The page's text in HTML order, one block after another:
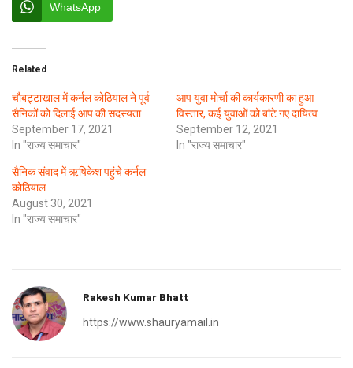
WhatsApp
Related
चौबट्टाखाल में कर्नल कोठियाल ने पूर्व
सैनिकों को दिलाई आप की सदस्यता
September 17, 2021
In "राज्य समाचार"
आप युवा मोर्चा की कार्यकारणी का हुआ
विस्तार, कई युवाओं को बांटे गए दायित्व
September 12, 2021
In "राज्य समाचार"
सैनिक संवाद में ऋषिकेश पहुंचे कर्नल
कोठियाल
August 30, 2021
In "राज्य समाचार"
Rakesh Kumar Bhatt
https://www.shauryamail.in